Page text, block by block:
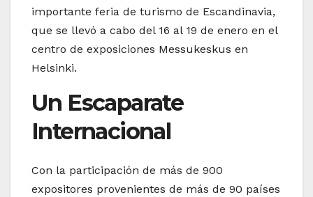
importante feria de turismo de Escandinavia,
que se llevó a cabo del 16 al 19 de enero en el
centro de exposiciones Messukeskus en
Helsinki.
Un Escaparate
Internacional
Con la participación de más de 900
expositores provenientes de más de 90 países